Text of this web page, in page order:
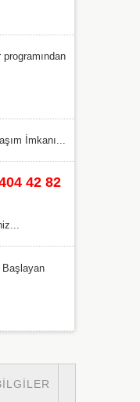
programından
İmkanı...
42 82
Başlayan